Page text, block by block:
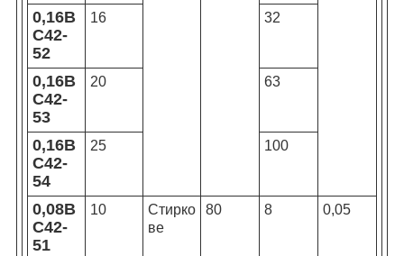
0,16В
С42-
52
16 32
0,16В
С42-
53
20 63
0,16В
С42-
54
25 100
0,08В
С42-
51
10
Стирко
ве
80 8 0,05